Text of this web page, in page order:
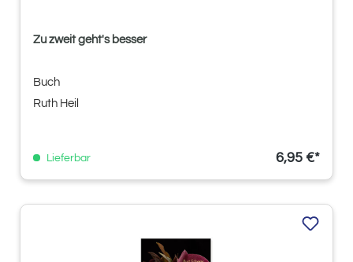
Zu zweit geht's besser
Buch
Ruth Heil
Lieferbar 6,95 €*